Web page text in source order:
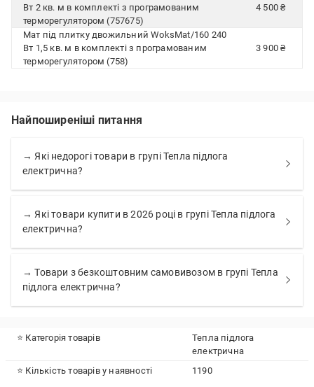
Вт 2 кв. м в комплекті з програмованим
терморегулятором (757675)
4 500 ₴
Мат під плитку двожильний WoksMat/160 240
Вт 1,5 кв. м в комплекті з програмованим
терморегулятором (758)
3 900 ₴
Найпоширеніші питання
→ Які недорогі товари в групі Тепла підлога
електрична?
→ Які товари купити в 2026 році в групі Тепла підлога
електрична?
→ Товари з безкоштовним самовивозом в групі Тепла
підлога електрична?
⭐ Категорія товарів
Тепла підлога
електрична
⭐ Кількість товарів у наявності
1190